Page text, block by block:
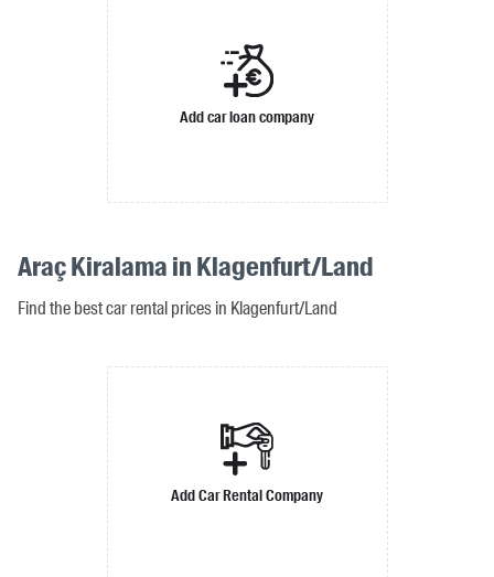
Add car loan company
Araç Kiralama in Klagenfurt/Land
Find the best car rental prices in Klagenfurt/Land
Add Car Rental Company